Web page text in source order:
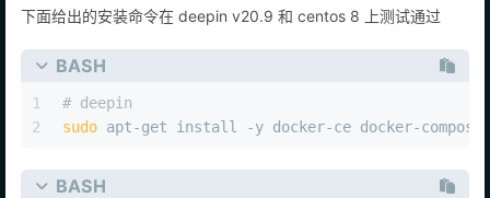
下面给出的安装命令在 deepin v20.9 和 centos 8 上测试通过
BASH
1
2
# deepin
sudo apt-get install -y docker-ce docker-compose
BASH